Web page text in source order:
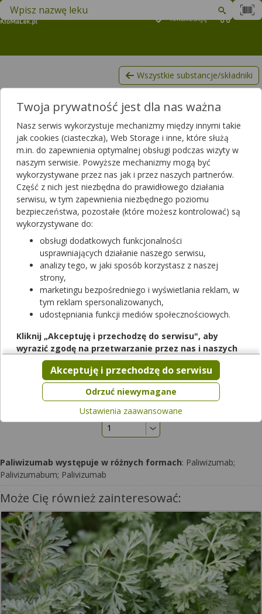
lokalizację
Znajdź lek w swojej okolicy
Paliwizumab
Wszystkie substancje/składniki
Lista produktów, zawierających Paliwizumab
Filtrowanie
Filtrowanie
Wyniki wyszukiwania(2)
Wyczyść filtry
Synagis
100 mg/ml | 1 fiol. po 0.5 ml | Palivizumabum
lek na receptę
Dostępność
Dodaj do koszyka
Synagis
100 mg/ml | 1 fiol. po 1 ml | Palivizumabum
lek na receptę
Dodaj do koszyka
Paliwizumab występuje w różnych formach: Paliwizumab;
Palivizumabum; Palivizumab
Może Cię również zainteresować:
Twoja prywatność jest dla nas ważna
Nasz serwis wykorzystuje mechanizmy między innymi takie
jak cookies (ciasteczka), Web Storage i inne, które służą
m.in. do zapewnienia optymalnej obsługi podczas wizyty w
naszym serwisie. Powyższe mechanizmy mogą być
wykorzystywane przez nas jak i przez naszych partnerów.
Część z nich jest niezbędna do prawidłowego działania
serwisu, w tym zapewnienia niezbędnego poziomu
bezpieczeństwa, pozostałe (które możesz kontrolować) są
wykorzystywane do:
obsługi dodatkowych funkcjonalności
usprawniających działanie naszego serwisu,
analizy tego, w jaki sposób korzystasz z naszej
strony,
marketingu bezpośredniego i wyświetlania reklam, w
tym reklam spersonalizowanych,
udostępniania funkcji mediów społecznościowych.
Kliknij „Akceptuję i przechodzę do serwisu", aby
wyrazić zgodę na przetwarzanie przez nas i naszych
partnerów Twoich danych w powyższych celach.
Pamiętaj, że wyrażenie zgody jest dobrowolne, a wyrażoną
zgodę możesz w każdej chwili cofnąć, możesz też wycofać
zgodę na przetwarzanie Twoich danych tylko w niektórych
celach. Jeżeli chcesz dowiedzieć się więcej lub chcesz
przeprowadzić konfigurację szczegółową, to możesz tego
dokonać za pomocą „Ustawień zaawansowanych".
zewnętrznych w naszym serwisie znajdziesz wRegulaminie
Serwisu.
Odrzuć niewymagane
Akceptuję i przechodzę do serwisu
Ustawienia zaawansowane